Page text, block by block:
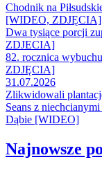
Chodnik na
[WIDEO, ZDJĘCIA]
Dwa tysiące porcji
ZDJECIA]
82. rocznica
ZDJĘCIA]
31.07.2026
Zlikwidowali
Seans z
Dąbie [WIDEO]
Najnowsze